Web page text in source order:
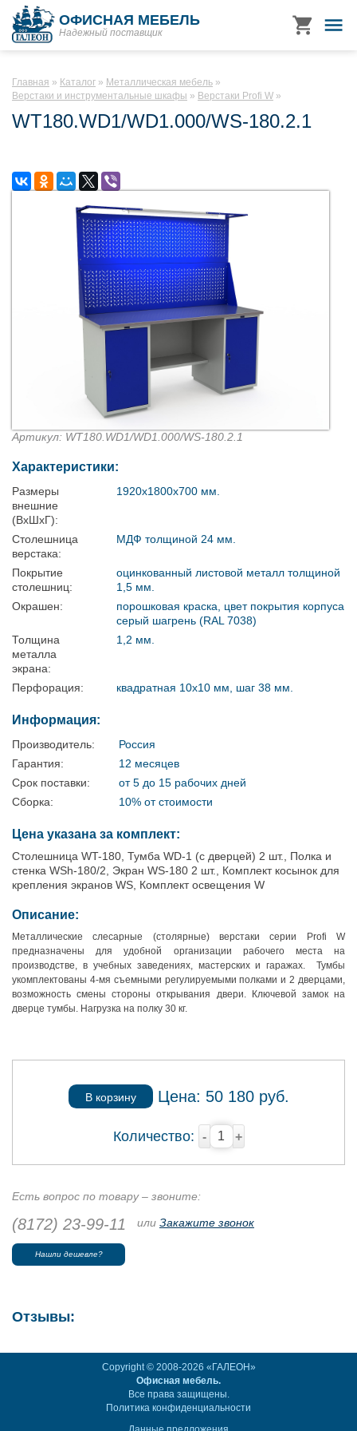
ОФИСНАЯ МЕБЕЛЬ
Надежный поставщик
Главная Каталог
Металлическая мебель
Верстаки и инструментальные шкафы
Верстаки Profi W
WT180.WD1/WD1.000/WS-180.2.1
Артикул: WT180.WD1/WD1.000/WS-180.2.1
Характеристики:
Размеры
внешние
(ВхШхГ):
1920x1800x700 мм.
Столешница
верстака:
МДФ толщиной 24 мм.
Покрытие
столешниц:
оцинкованный листовой металл толщиной
1,5 мм.
Окрашен:
порошковая краска, цвет покрытия корпуса
серый шагрень (RAL 7038)
Толщина
металла
экрана:
1,2 мм.
Перфорация: квадратная 10х10 мм, шаг 38 мм.
Информация:
Производитель:
Россия
Гарантия:
12 месяцев
Срок поставки:
от 5 до 15 рабочих дней
Сборка:
10% от стоимости
Цена указана за комплект:
Столешница WT-180, Тумба WD-1 (с дверцей) 2 шт., Полка и
стенка WSh-180/2, Экран WS-180 2 шт., Комплект косынок для
крепления экранов WS, Комплект освещения W
Описание:
Металлические слесарные (столярные) верстаки серии Profi W
предназначены для удобной организации рабочего места на
производстве, в учебных заведениях, мастерских и гаражах. Тумбы
укомплектованы 4-мя съемными регулируемыми полками и 2 дверцами,
возможность смены стороны открывания двери. Ключевой замок на
дверце тумбы. Нагрузка на полку 30 кг.
В корзину Цена: 50 180руб.
Количество: - +
Есть вопрос по товару – звоните:
(8172) 23-99-11 или Закажите звонок
Нашли дешевле?
Отзывы:
Copyright © 2008-2026 «ГАЛЕОН»
Офисная мебель.
Все права защищены.
Политика конфиденциальности